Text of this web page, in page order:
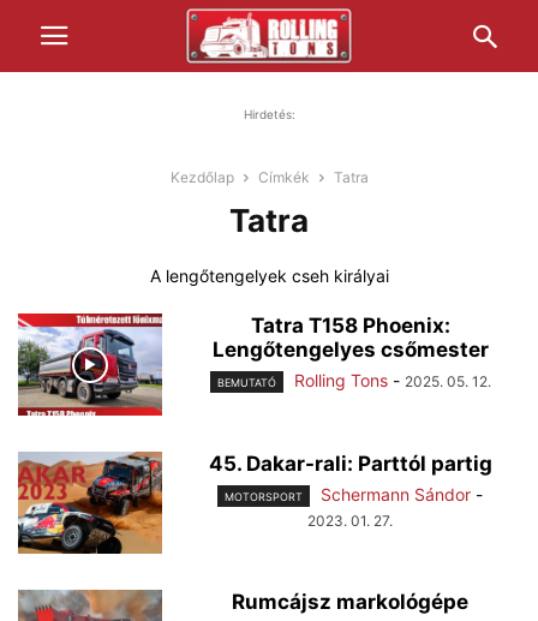
Hirdetés:
Kezdőlap Címkék Tatra
Tatra
A lengőtengelyek cseh királyai
Tatra T158 Phoenix:
Lengőtengelyes csőmester
BEMUTATÓ Rolling Tons - 2025. 05. 12.
45. Dakar-rali: Parttól partig
MOTORSPORT Schermann Sándor -
2023. 01. 27.
Rumcájsz markológépe